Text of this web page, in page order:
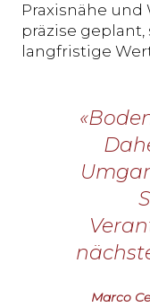
Praxisnähe
präzise
langfristige
Marco